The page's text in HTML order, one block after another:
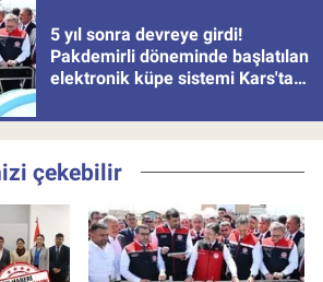
5 yıl sonra devreye girdi!
Pakdemirli döneminde başlatılan
elektronik küpe sistemi Kars'tan
çekebilir